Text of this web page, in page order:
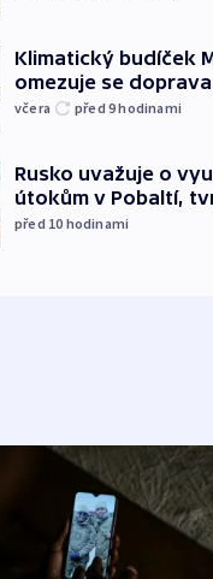
Klimatický budíček
omezuje se
včera před 9hodinami
Rusko uvažuje o
útokům v Pobaltí,
před 10 hodinami